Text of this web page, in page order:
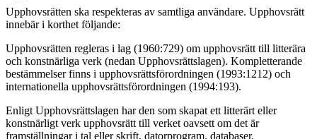
Upphovsrätten ska respekteras av samtliga användare. Upphovsrätt
innebär i korthet följande:
Upphovsrätten regleras i lag (1960:729) om upphovsrätt till litterära
och konstnärliga verk (nedan Upphovsrättslagen). Kompletterande
bestämmelser finns i upphovsrättsförordningen (1993:1212) och
internationella upphovsrättsförordningen (1994:193).
Enligt Upphovsrättslagen har den som skapat ett litterärt eller
konstnärligt verk upphovsrätt till verket oavsett om det är
framställningar i tal eller skrift, datorprogram, databaser,